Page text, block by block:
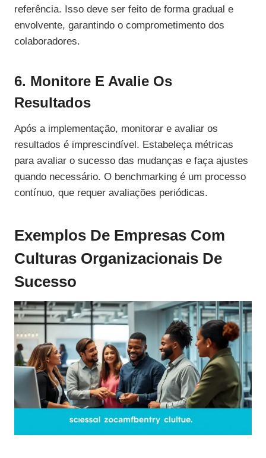
referência. Isso deve ser feito de forma gradual e
envolvente, garantindo o comprometimento dos
colaboradores.
6. Monitore E Avalie Os
Resultados
Após a implementação, monitorar e avaliar os
resultados é imprescindível. Estabeleça métricas
para avaliar o sucesso das mudanças e faça ajustes
quando necessário. O benchmarking é um processo
contínuo, que requer avaliações periódicas.
Exemplos De Empresas Com
Culturas Organizacionais De
Sucesso